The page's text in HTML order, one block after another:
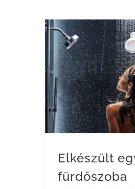
Elkészült
fürdőszoba